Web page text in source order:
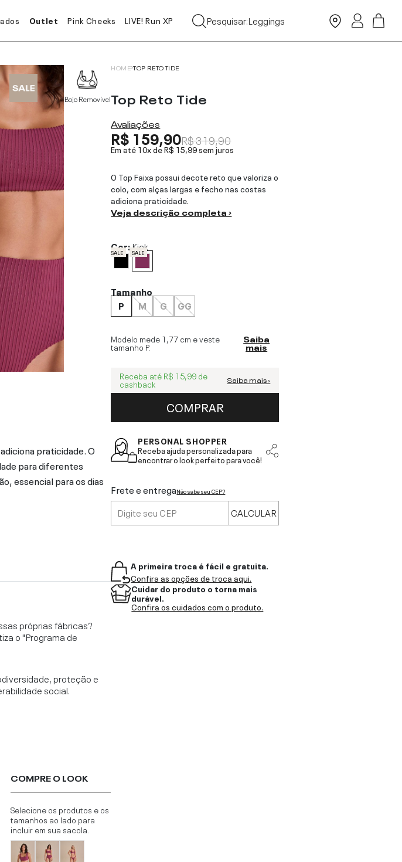
Outlet Pink Cheeks LIVE! Run XP
Pesquisar:Leggings
Bojo Removível
praticidade. O
para diferentes
essencial para os dias
próprias fábricas?
o "Programa de
proteção e
social.
COMPRE O LOOK
Selecione os produtos e os
tamanhos ao lado para
incluir em sua sacola.
HOME TOP RETO TIDE
Top Reto Tide
Avaliações
R$ 159,90R$ 319,90
Em até 10x deR$ 15,99sem juros
O Top Faixa possui decote reto que valoriza o
colo, com alças largas e fecho nas costas
adiciona praticidade.
Veja descrição completa ›
Cor:Kick
SALE SALE
Tamanho
P
M G GG
Modelo mede 1,77 cm e veste
tamanho P.
Saiba
mais
Receba até R$ 15,99 de
cashback Saiba mais ›
COMPRAR
PERSONAL SHOPPER
Receba ajuda personalizada para
encontrar o look perfeito para você!
Frete e entregaNão sabe seu CEP?
CALCULAR
A primeira troca é fácil e gratuita.
Confira as opções de troca aqui.
Cuidar do produto o torna mais
durável.
Confira os cuidados com o produto.